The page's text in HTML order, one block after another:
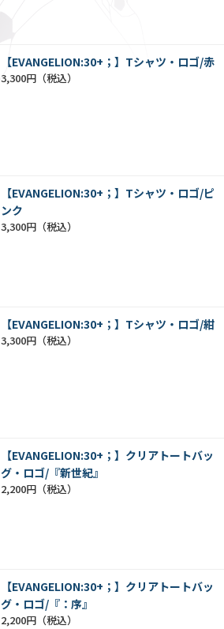
【EVANGELION:30+；】Tシャツ・ロゴ/赤
3,300円
【EVANGELION:30+；】Tシャツ・ロゴ/ピ
ンク
3,300円
【EVANGELION:30+；】Tシャツ・ロゴ/紺
3,300円
【EVANGELION:30+；】クリアトートバッ
グ・ロゴ/『新世紀』
2,200円
【EVANGELION:30+；】クリアトートバッ
グ・ロゴ/『：序』
2,200円